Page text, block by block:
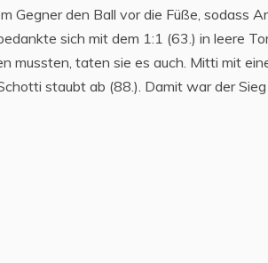
Gegner den Ball vor die Füße, sodass
sich mit dem 1:1 (63.) in leere
mussten, taten sie es auch. Mitti mit
staubt ab (88.). Damit war der Sieg